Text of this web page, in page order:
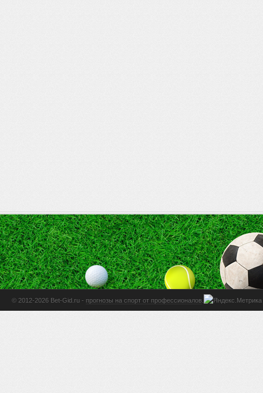
© 2012-2026 Bet-Gid.ru - прогнозы на спорт от профессионалов